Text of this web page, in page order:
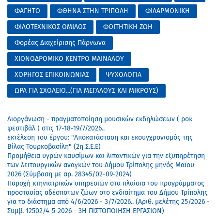
ΦΑΓΗΤΟ
ΦΘΗΝΑ ΣΤΗΝ ΤΡΙΠΟΛΗ
ΦΙΛΑΡΜΟΝΙΚΗ
ΦΙΛΟΤΕΧΝΙΚΟΣ ΟΜΙΛΟΣ
ΦΟΙΤΗΤΙΚΗ ΖΩΗ
Φορέας Διαχείρισης Πάρνωνα
ΧΙΟΝΟΔΡΟΜΙΚΟ ΚΕΝΤΡΟ ΜΑΙΝΑΛΟΥ
ΧΟΡΗΓΟΣ ΕΠΙΚΟΙΝΩΝΙΑΣ
ΨΥΧΟΛΟΓΙΑ
ΩΡΑ ΓΙΑ ΣΧΟΛΕΙΟ...(ΓΙΑ ΜΕΓΑΛΟΥΣ ΚΑΙ ΜΙΚΡΟΥΣ)
Διοργάνωση - πραγματοποίηση μουσικών εκδηλώσεων ( ροκ
φεστιβάλ ) στις 17-18-19/7/2026..
εκτέλεση του έργου: "Αποκατάσταση και εκσυγχρονισμός της
Βίλας Τουρκοβασίλη" (2η Σ.Ε.Ε)
Προμήθεια υγρών καυσίμων και λιπαντικών για την εξυπηρέτηση
των λειτουργικών αναγκών του Δήμου Τρίπολης μηνός Μαϊου
2026 (Σύμβαση με αρ. 28345/02-09-2024)
Παροχή κτηνιατρικών υπηρεσιών στα πλαίσια του προγράμματος
προστασίας αδέσποτων ζώων στο ενδιαίτημα του Δήμου Τρίπολης
για το διάστημα από 4/6/2026 - 3/7/2026.. (Αριθ. μελέτης 25/2026 -
Συμβ. 12502/4-5-2026 - 3Η ΠΙΣΤΟΠΟΙΗΣΗ ΕΡΓΑΣΙΩΝ)